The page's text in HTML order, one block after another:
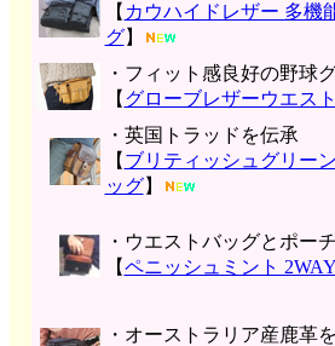
【 カウハイドレザー 多機
グ】
・フィット感良好の野球
【 グローブレザーウエス
・英国トラッドを伝承
【 ブリティッシュグリー
ッグ】
・ウエストバッグとポー
【ペニッシュミント
・オーストラリア産鹿革